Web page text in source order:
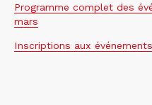
Programme complet des
mars
Inscriptions aux événements